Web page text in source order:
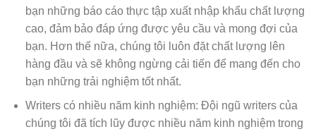
bạn những báo cáo thực tập xuất nhập khẩu chất lượng
cao, đảm bảo đáp ứng được yêu cầu và mong đợi của
bạn. Hơn thế nữa, chúng tôi luôn đặt chất lượng lên
hàng đầu và sẽ không ngừng cải tiến để mang đến cho
bạn những trải nghiệm tốt nhất.
Writers có nhiều năm kinh nghiệm: Đội ngũ writers của
chúng tôi đã tích lũy được nhiều năm kinh nghiệm trong